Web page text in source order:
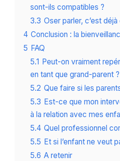
sont-ils compatibles ?
3.3 Oser parler, c’est
4 Conclusion : la
5 FAQ
5.1 Peut-on vraiment
en tant que grand-parent ?
5.2 Que faire si les
5.3 Est-ce que mon
à la relation avec mes
5.4 Quel professionnel
5.5 Et si l’enfant ne veut
5.6 A retenir